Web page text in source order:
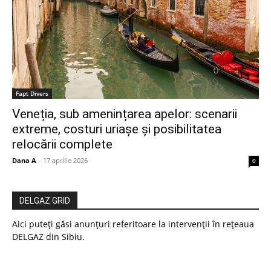
Fapt Divers
Veneția, sub amenințarea apelor: scenarii
extreme, costuri uriașe și posibilitatea
relocării complete
Dana A - 17 aprilie 2026 0
DELGAZ GRID
Aici puteți găsi anunțuri referitoare la intervenții în rețeaua
DELGAZ din Sibiu.